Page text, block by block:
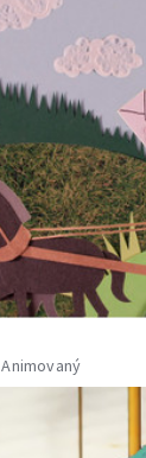
Animovaný